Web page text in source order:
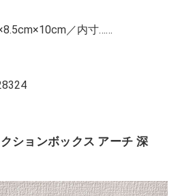
／内寸……
ションボックス アーチ 深